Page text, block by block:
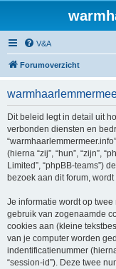
V&A
Forumoverzicht
Dit beleid legt in detail uit
verbonden diensten en
(hierna “zij”, “hun”, “zijn”,
Limited”, “phpBB-teams”)
bezoek aan dit forum,
Je informatie wordt op
gebruik van zogenaamde
cookies aan (kleine
van je computer worden
indentificatienummer
“session-id”). Deze twee